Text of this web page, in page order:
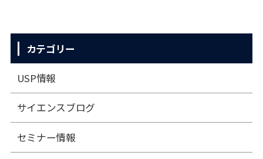
カテゴリー
USP情報
サイエンスブログ
セミナー情報